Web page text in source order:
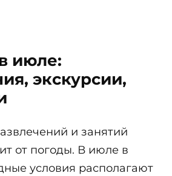
июле:
экскурсии,
и занятий
от погоды. В июле в
условия располагают